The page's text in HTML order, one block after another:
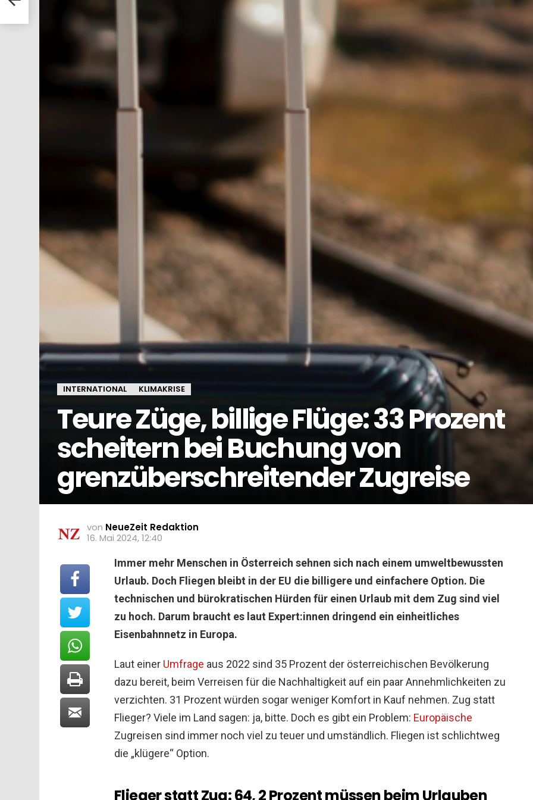
INTERNATIONAL KLIMAKRISE
Teure Züge, billige Flüge: 33 Prozent
scheitern bei Buchung von
grenzüberschreitender Zugreise
von NeueZeit Redaktion
16. Mai 2024, 12:40
Immer mehr Menschen in Österreich sehnen sich nach einem umweltbewussten
Urlaub. Doch Fliegen bleibt in der EU die billigere und einfachere Option. Die
technischen und bürokratischen Hürden für einen Urlaub mit dem Zug sind viel
zu hoch. Darum braucht es laut Expert:innen dringend ein einheitliches
Eisenbahnnetz in Europa.
Laut einer Umfrage aus 2022 sind 35 Prozent der österreichischen Bevölkerung
dazu bereit, beim Verreisen für die Nachhaltigkeit auf ein paar Annehmlichkeiten zu
verzichten. 31 Prozent würden sogar weniger Komfort in Kauf nehmen. Zug statt
Flieger? Viele im Land sagen: ja, bitte. Doch es gibt ein Problem: Europäische
Zugreisen sind immer noch viel zu teuer und umständlich. Fliegen ist schlichtweg
die „klügere“ Option.
Flieger statt Zug: 64, 2 Prozent müssen beim Urlauben